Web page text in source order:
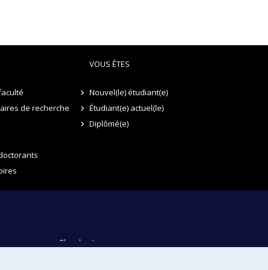
de recherche
VOUS ÊTES
Nouvel(le) étudiant(e)
Étudiant(e) actuel(le)
Diplômé(e)
Plan du site